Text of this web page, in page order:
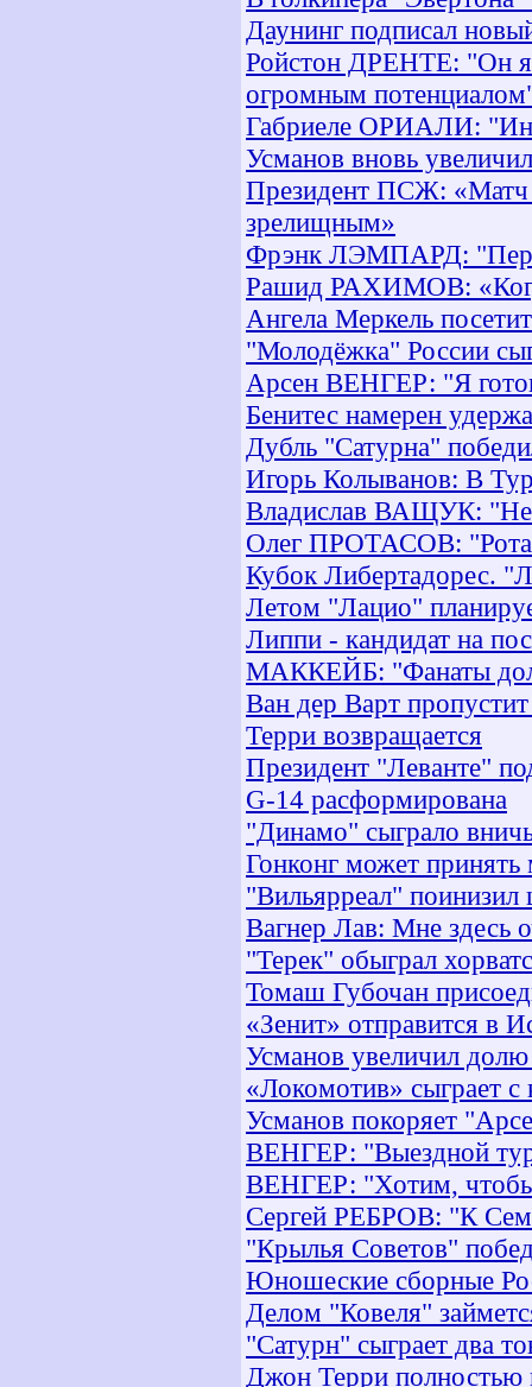
Даунинг подписал
Ройстон ДРЕНТЕ: "Он
огромным
Габриеле ОРИАЛИ:
Усманов вновь
Президент ПСЖ: «Матч
зрелищным»
Фрэнк ЛЭМПАРД:
Рашид РАХИМОВ:
Ангела Меркель
"Молодёжка" России
Арсен ВЕНГЕР: "Я
Бенитес намерен
Дубль "Сатурна"
Игорь Колыванов: В
Владислав ВАЩУК: "Не
Олег ПРОТАСОВ:
Кубок Либертадорес.
Летом "Лацио"
Липпи - кандидат на
МАККЕЙБ: "Фанаты
Ван дер Варт
Терри возвращается
Президент "Леванте"
G-14 расформирована
"Динамо" сыграло
Гонконг может принять
"Вильярреал"
Вагнер Лав: Мне здесь
"Терек" обыграл
Томаш Губочан
«Зенит» отправится в
Усманов увеличил
«Локомотив» сыграет
Усманов покоряет
ВЕНГЕР: "Выездной
ВЕНГЕР: "Хотим, чтобы
Сергей РЕБРОВ: "К
"Крылья Советов"
Юношеские сборные
Делом "Ковеля"
"Сатурн" сыграет два
Джон Терри полностью